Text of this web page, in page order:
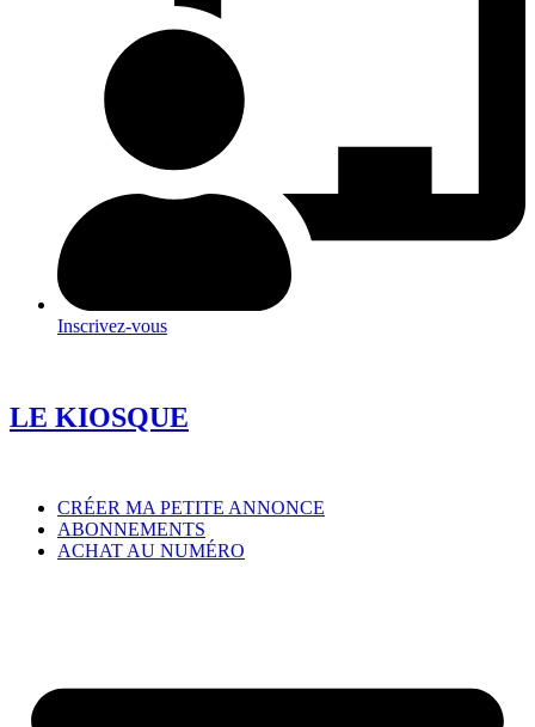
Inscrivez-vous
LE KIOSQUE
CRÉER MA PETITE ANNONCE
ABONNEMENTS
ACHAT AU NUMÉRO